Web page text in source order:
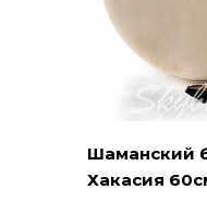
Шаманский
Хакасия